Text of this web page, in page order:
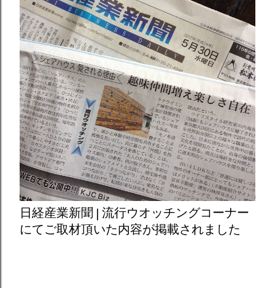
日経産業新聞 | 流行ウオッチングコーナー
にてご取材頂いた内容が掲載されました